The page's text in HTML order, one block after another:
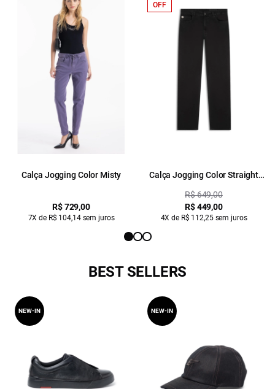
Calça Jogging Color Misty
R$ 729,00
7X de R$ 104,14 sem juros
Calça Jogging Color Straight
R$ 649,00
R$ 449,00
4X de R$ 112,25 sem juros
OFF
BEST SELLERS
NEW-IN NEW-IN